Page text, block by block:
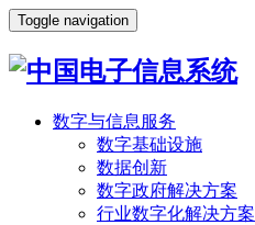
Toggle navigation
数字与信息服务
数字基础设施
数据创新
数字政府解决方案
行业数字化解决方案